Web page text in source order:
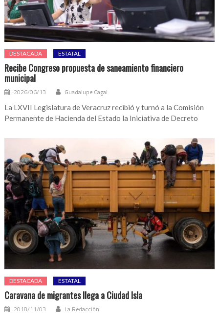
DESTACADA ESTATAL
Recibe Congreso propuesta de saneamiento financiero
municipal
2026/06/13 Guadalupe Cagal
La LXVII Legislatura de Veracruz recibió y turnó a la Comisión
Permanente de Hacienda del Estado la Iniciativa de Decreto
DESTACADA ESTATAL
Caravana de migrantes llega a Ciudad Isla
2018/11/03 La Redacción